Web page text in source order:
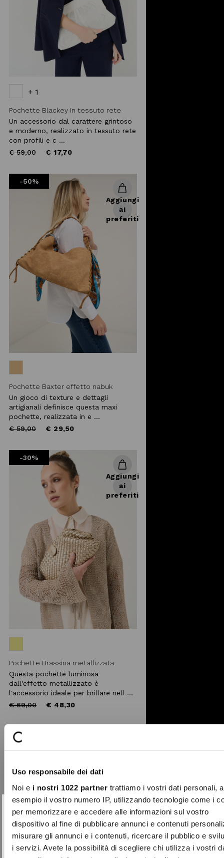
Uso responsabile dei dati
Noi e i nostri 1022 partnertrattiamo i vostri dati personali,
esempio il vostro numero IP, utilizzando tecnologie come i
per memorizzare e accedere alle informazioni sul vostro
dispositivo al fine di pubblicare annunci e contenuti
misurare gli annunci e i contenuti, ricercare il pubblico e
i servizi. Avete la possibilità di scegliere chi utilizza i vostri
+ 1
Pochette Blackey in tessuto rete
Un accessorio dal carattere grintoso
e moderno, realizzato in tessuto rete
con profili e c ...
Price
€ 59,00to € 17,70
-50%
Aggiungi
ai
preferiti
Pochette Baxter effetto nabuk
Un gioco di texture e dettagli
artigianali definisce questa maxi
pochette, realizzata in e ...
Price
€ 59,00to € 29,50
-30%
Aggiungi
ai
preferiti
Pochette Brassina metallizzata
Questa pochette luminosa
dall'effetto metallizzato è
l'accessorio ideale per brillare nell ...
Price
from
€ 69,00to € 48,30
-50%
Chiudi
10% DI SCONTO
sul tuo primo acquisto!
Entra nella Community di Camomilla Italia e